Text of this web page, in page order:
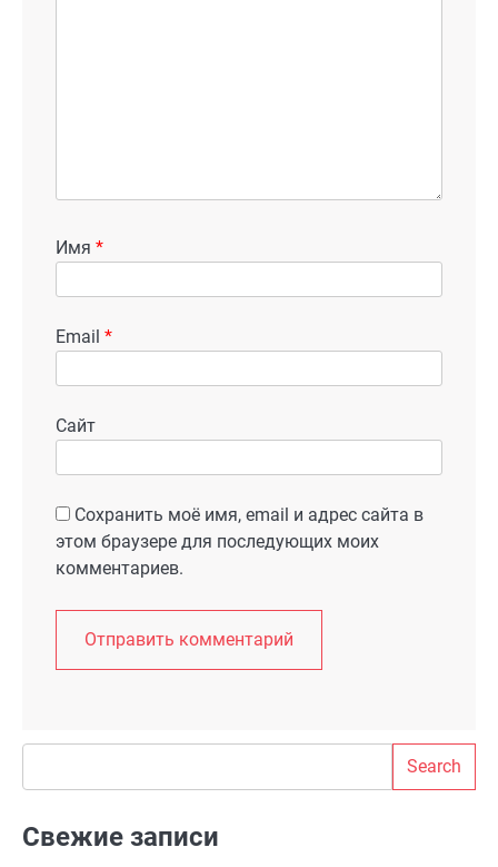
Имя *
Email *
Сайт
Сохранить моё имя, email и адрес сайта в
этом браузере для последующих моих
комментариев.
Search
Свежие записи